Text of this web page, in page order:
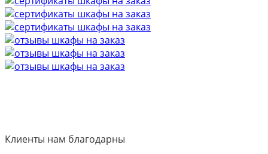
Клиенты нам благодарны